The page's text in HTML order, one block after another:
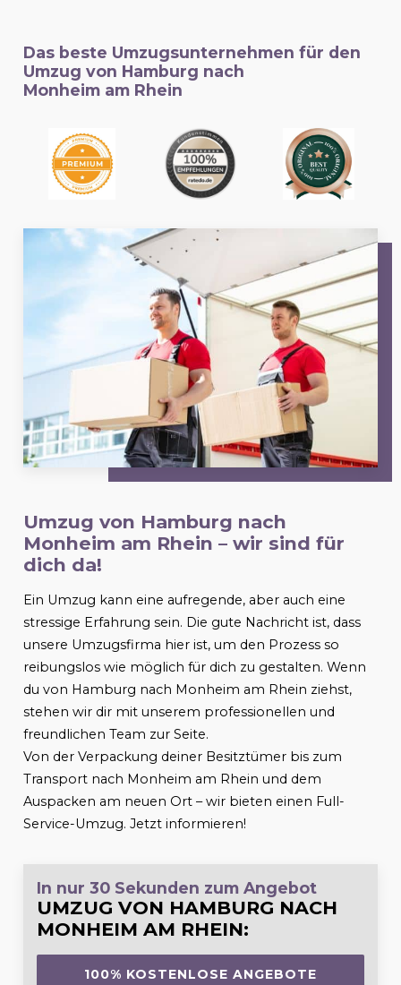
Das beste Umzugsunternehmen für den
Umzug von Hamburg nach
Monheim am Rhein
Umzug von Hamburg nach
Monheim am Rhein – wir sind für
dich da!
Ein Umzug kann eine aufregende, aber auch eine
stressige Erfahrung sein. Die gute Nachricht ist, dass
unsere Umzugsfirma hier ist, um den Prozess so
reibungslos wie möglich für dich zu gestalten. Wenn
du von Hamburg nach Monheim am Rhein ziehst,
stehen wir dir mit unserem professionellen und
freundlichen Team zur Seite.
Von der Verpackung deiner Besitztümer bis zum
Transport nach Monheim am Rhein und dem
Auspacken am neuen Ort – wir bieten einen Full-
Service-Umzug. Jetzt informieren!
In nur 30 Sekunden zum Angebot
UMZUG VON HAMBURG NACH
MONHEIM AM RHEIN:
100% KOSTENLOSE ANGEBOTE